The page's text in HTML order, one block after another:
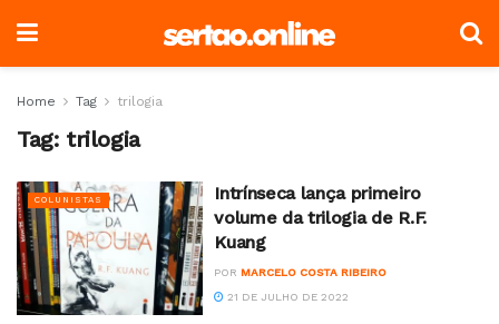
Home Tag trilogia
Tag: trilogia
COLUNISTAS
Intrínseca lança primeiro
volume da trilogia de R.F.
Kuang
POR MARCELO COSTA RIBEIRO
21 DE JULHO DE 2022